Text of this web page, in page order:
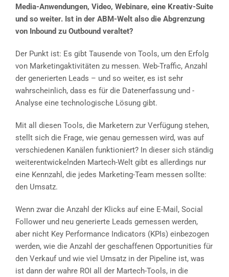
Media-Anwendungen, Video, Webinare, eine Kreativ-Suite
und so weiter. Ist in der ABM-Welt also die Abgrenzung
von Inbound zu Outbound veraltet?
Der Punkt ist: Es gibt Tausende von Tools, um den Erfolg
von Marketingaktivitäten zu messen. Web-Traffic, Anzahl
der generierten Leads – und so weiter, es ist sehr
wahrscheinlich, dass es für die Datenerfassung und -
Analyse eine technologische Lösung gibt.
Mit all diesen Tools, die Marketern zur Verfügung stehen,
stellt sich die Frage, wie genau gemessen wird, was auf
verschiedenen Kanälen funktioniert? In dieser sich ständig
weiterentwickelnden Martech-Welt gibt es allerdings nur
eine Kennzahl, die jedes Marketing-Team messen sollte:
den Umsatz.
Wenn zwar die Anzahl der Klicks auf eine E-Mail, Social
Follower und neu generierte Leads gemessen werden,
aber nicht Key Performance Indicators (KPIs) einbezogen
werden, wie die Anzahl der geschaffenen Opportunities für
den Verkauf und wie viel Umsatz in der Pipeline ist, was
ist dann der wahre ROI all der Martech-Tools, in die